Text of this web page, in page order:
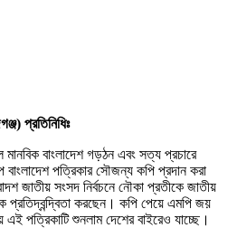
প্রতিনিধিঃ
বাংলাদেশ গড়ঠন এবং সত্য প্রচারে
বাংলাদেশ পত্রিকার সৌজন্য কপি প্রদান করা
জাতীয় সংসদ নির্বচনে নৌকা প্রতীকে জাতীয়
করছেন। কপি পেয়ে এমপি জয়
পত্রিকাটি শুনলাম দেশের বাইরেও যাচ্ছে।